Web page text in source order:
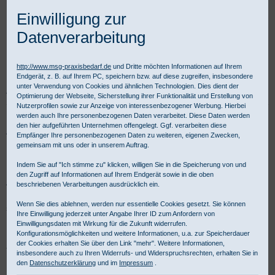
Praxisbedarf Shop Notfall Beatmung und Intubation Absaugpumpen
Absaugpumpen für die
Notfallbeatmung
Absaugpumpen für Notfallbeatmung kaufen. Mit unseren
schnell und zuverlässig von Flüssigkeiten befreien. Für gewerbliche
Kunden ist Kauf auf Rechnung möglich.
Absaugpumpen - Produktübersicht:
Einwilligung zur
Datenverarbeitung
http://www.msg-praxisbedarf.de und Dritte möchten Informationen auf Ihrem
Endgerät, z. B. auf Ihrem PC, speichern bzw. auf diese zugreifen, insbesondere
unter Verwendung von Cookies und ähnlichen Technologien. Dies dient der
Optimierung der Webseite, Sicherstellung ihrer Funktionalität und Erstellung von
Nutzerprofilen sowie zur Anzeige von interessenbezogener Werbung. Hierbei
werden auch Ihre personenbezogenen Daten verarbeitet. Diese Daten werden
den hier aufgeführten Unternehmen offengelegt. Ggf. verarbeiten diese
Empfänger Ihre personenbezogenen Daten zu weiteren, eigenen Zwecken,
gemeinsam mit uns oder in unserem Auftrag.
Indem Sie auf "Ich stimme zu" klicken, willigen Sie in die Speicherung von und
den Zugriff auf Informationen auf Ihrem Endgerät sowie in die oben
beschriebenen Verarbeitungen ausdrücklich ein.
Wenn Sie dies ablehnen, werden nur essentielle Cookies gesetzt. Sie können
Ihre Einwilligung jederzeit unter Angabe Ihrer ID zum Anfordern von
Einwilligungsdaten mit Wirkung für die Zukunft widerrufen.
Konfigurationsmöglichkeiten und weitere Informationen, u.a. zur Speicherdauer
der Cookies erhalten Sie über den Link "mehr". Weitere Informationen,
insbesondere auch zu Ihren Widerrufs- und Widerspruchsrechten, erhalten Sie in
den Datenschutzerklärung und im Impressum